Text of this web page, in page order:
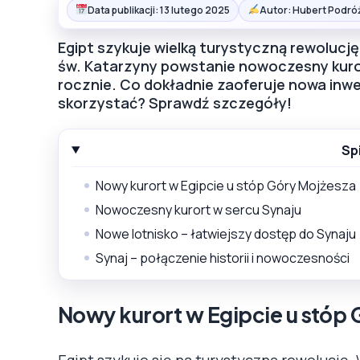
Data publikacji: 13 lutego 2025 Autor: Hubert
Egipt szykuje wielką turystyczną
św. Katarzyny powstanie nowoczesny
rocznie. Co dokładnie zaoferuje nowa
skorzystać? Sprawdź szczegóły!
Nowy kurort w Egipcie u stóp Góry Mojżesza
Nowoczesny kurort w sercu Synaju
Nowe lotnisko – łatwiejszy dostęp do Synaju
Synaj – połączenie historii i nowoczesności
Nowy kurort w Egipcie u stóp